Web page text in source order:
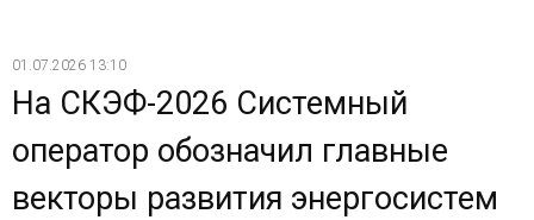
01.07.2026 13:10
На СКЭФ-2026 Системный
оператор обозначил главные
векторы развития энергосистем